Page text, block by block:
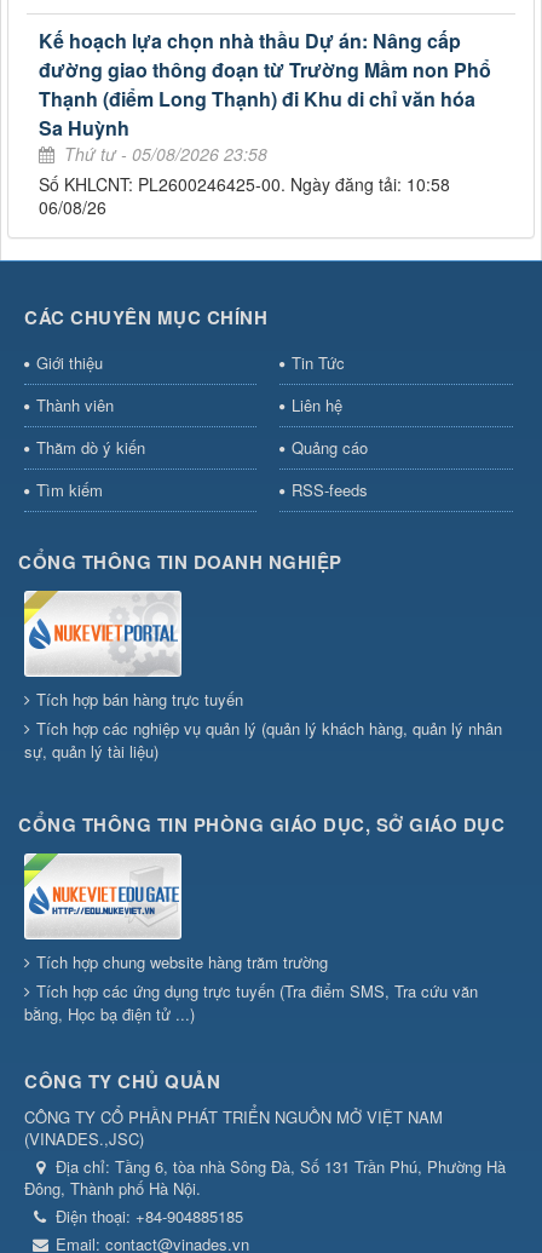
Kế hoạch lựa chọn nhà thầu Dự án: Nâng cấp
đường giao thông đoạn từ Trường Mầm non Phổ
Thạnh (điểm Long Thạnh) đi Khu di chỉ văn hóa
Sa Huỳnh
Thứ tư - 05/08/2026 23:58
Số KHLCNT: PL2600246425-00. Ngày đăng tải: 10:58
06/08/26
CÁC CHUYÊN MỤC CHÍNH
Giới thiệu
Tin Tức
Thành viên
Liên hệ
Thăm dò ý kiến
Quảng cáo
Tìm kiếm
RSS-feeds
CỔNG THÔNG TIN DOANH NGHIỆP
Tích hợp bán hàng trực tuyến
Tích hợp các nghiệp vụ quản lý (quản lý khách hàng, quản lý nhân
sự, quản lý tài liệu)
CỔNG THÔNG TIN PHÒNG GIÁO DỤC, SỞ GIÁO DỤC
Tích hợp chung website hàng trăm trường
Tích hợp các ứng dụng trực tuyến (Tra điểm SMS, Tra cứu văn
bằng, Học bạ điện tử ...)
CÔNG TY CHỦ QUẢN
CÔNG TY CỔ PHẦN PHÁT TRIỂN NGUỒN MỞ VIỆT NAM
(VINADES.,JSC)
Địa chỉ: Tầng 6, tòa nhà Sông Đà, Số 131 Trần Phú, Phường Hà
Đông, Thành phố Hà Nội.
Điện thoại: +84-904885185
Email: contact@vinades.vn